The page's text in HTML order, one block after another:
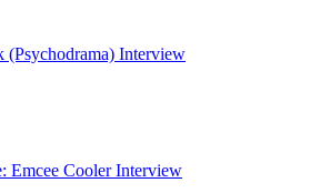
(Psychodrama) Interview
Emcee Cooler Interview